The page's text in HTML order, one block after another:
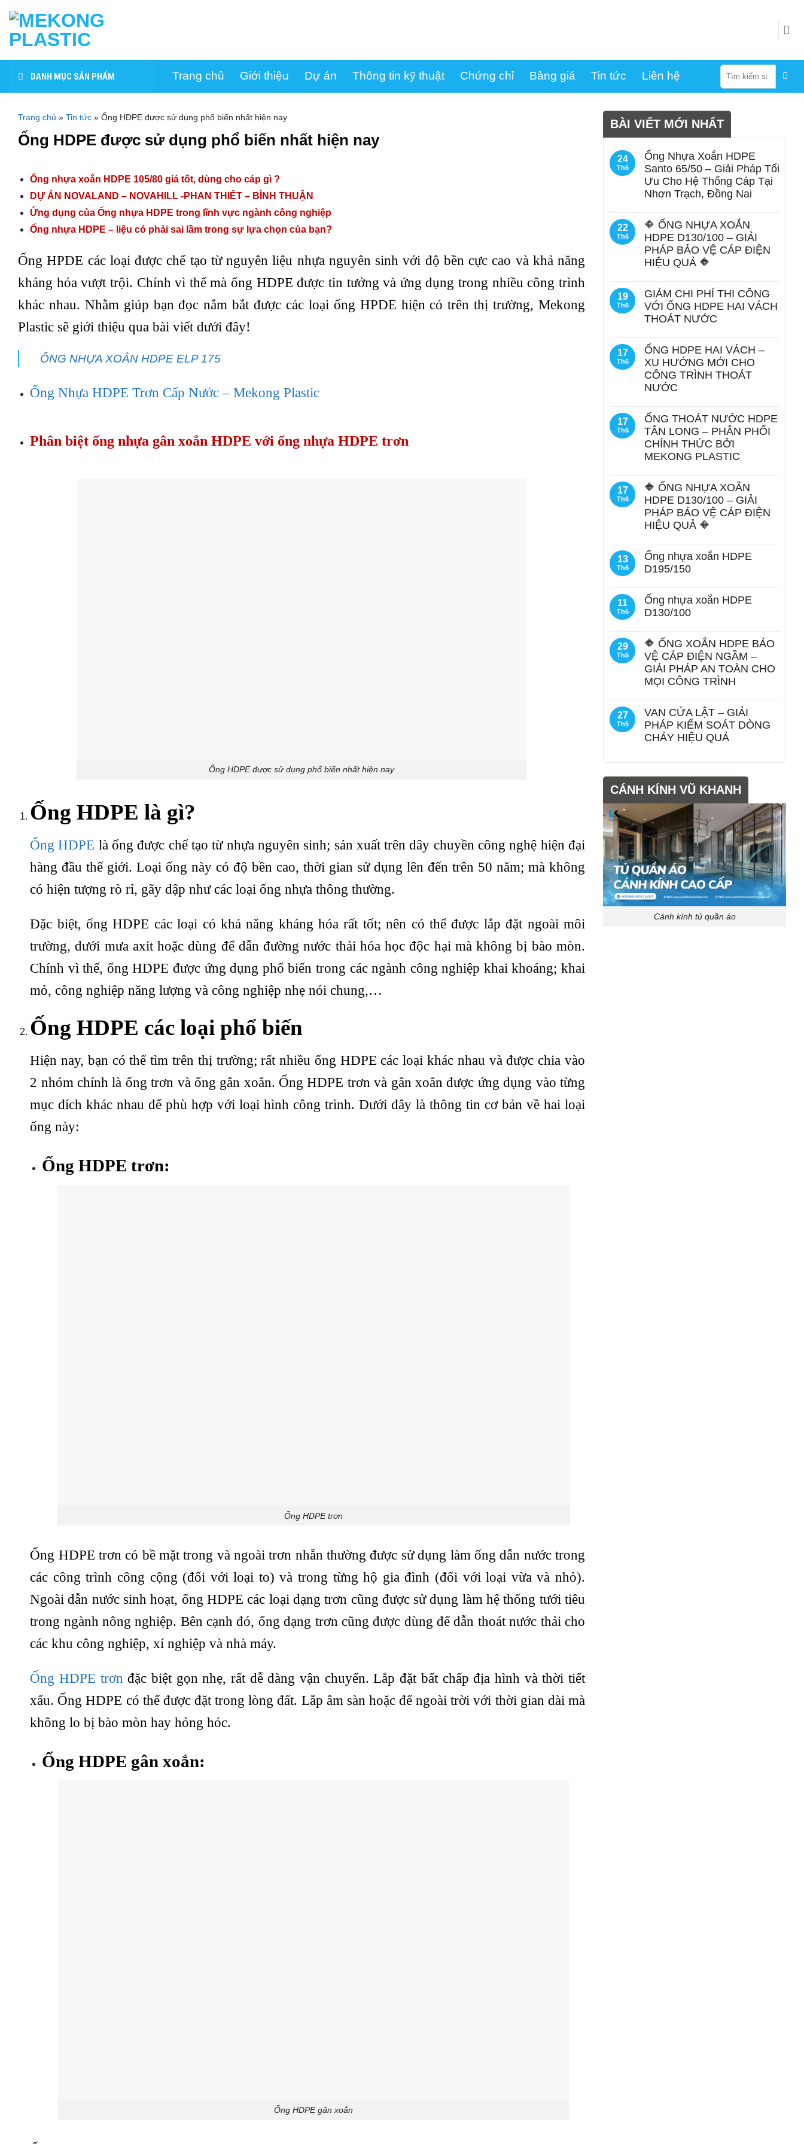
content
DANH MỤC SẢN PHẨM Trang chủ Giới thiệu Dự án Thông tin kỹ thuật Chứng chỉ Bảng giá Tin tức Liên hệ
Tìm
kiếm:
Trang chủ » Tin tức » Ống HDPE được sử dụng phổ biến nhất hiện nay
Ống HDPE được sử dụng phổ biến nhất hiện nay
Ống nhựa xoắn HDPE 105/80 giá tốt, dùng cho cáp gì ?
DỰ ÁN NOVALAND – NOVAHILL -PHAN THIẾT – BÌNH THUẬN
Ứng dụng của Ống nhựa HDPE trong lĩnh vực ngành công nghiệp
Ống nhựa HDPE – liệu có phải sai lầm trong sự lựa chọn của bạn?
Ống HPDE các loại được chế tạo từ nguyên liệu nhựa nguyên sinh với độ bền cực cao và khả năng
kháng hóa vượt trội. Chính vì thế mà ống HDPE được tin tưởng và ứng dụng trong nhiều công trình
khác nhau. Nhằm giúp bạn đọc nắm bắt được các loại ống HPDE hiện có trên thị trường, Mekong
Plastic sẽ giới thiệu qua bài viết dưới đây!
ỐNG NHỰA XOẮN HDPE ELP 175
Ống Nhựa HDPE Trơn Cấp Nước – Mekong Plastic
Phân biệt ống nhựa gân xoắn HDPE với ống nhựa HDPE trơn
Ống HDPE được sử dụng phổ biến nhất hiện nay
Ống HDPE là gì?
Ống HDPE là ống được chế tạo từ nhựa nguyên sinh; sản xuất trên dây chuyền công nghệ hiện đại
hàng đầu thế giới. Loại ống này có độ bền cao, thời gian sử dụng lên đến trên 50 năm; mà không
có hiện tượng rò rỉ, gãy dập như các loại ống nhựa thông thường.
Đặc biệt, ống HDPE các loại có khả năng kháng hóa rất tốt; nên có thể được lắp đặt ngoài môi
trường, dưới mưa axit hoặc dùng để dẫn đường nước thải hóa học độc hại mà không bị bào mòn.
Chính vì thế, ống HDPE được ứng dụng phổ biến trong các ngành công nghiệp khai khoáng; khai
mỏ, công nghiệp năng lượng và công nghiệp nhẹ nói chung,…
Ống HDPE các loại phổ biến
Hiện nay, bạn có thể tìm trên thị trường; rất nhiều ống HDPE các loại khác nhau và được chia vào
2 nhóm chính là ống trơn và ống gân xoắn. Ống HDPE trơn và gân xoắn được ứng dụng vào từng
mục đích khác nhau để phù hợp với loại hình công trình. Dưới đây là thông tin cơ bản về hai loại
ống này:
Ống HDPE trơn:
Ống HDPE trơn
Ống HDPE trơn có bề mặt trong và ngoài trơn nhẵn thường được sử dụng làm ống dẫn nước trong
các công trình công cộng (đối với loại to) và trong từng hộ gia đình (đối với loại vừa và nhỏ).
Ngoài dẫn nước sinh hoạt, ống HDPE các loại dạng trơn cũng được sử dụng làm hệ thống tưới tiêu
trong ngành nông nghiệp. Bên cạnh đó, ống dạng trơn cũng được dùng để dẫn thoát nước thải cho
các khu công nghiệp, xí nghiệp và nhà máy.
Ống HDPE trơn đặc biệt gọn nhẹ, rất dễ dàng vận chuyển. Lắp đặt bất chấp địa hình và thời tiết
xấu. Ống HDPE có thể được đặt trong lòng đất. Lắp âm sàn hoặc để ngoài trời với thời gian dài mà
không lo bị bào mòn hay hỏng hóc.
Ống HDPE gân xoắn:
Ống HDPE gân xoắn
BÀI VIẾT MỚI NHẤT
24
Th6
Ống Nhựa Xoắn HDPE
Santo 65/50 – Giải Pháp Tối
Ưu Cho Hệ Thống Cáp Tại
Nhơn Trạch, Đồng Nai
22
Th6
🔶 ỐNG NHỰA XOẮN
HDPE D130/100 – GIẢI
PHÁP BẢO VỆ CÁP ĐIỆN
HIỆU QUẢ 🔶
19
Th6
GIẢM CHI PHÍ THI CÔNG
VỚI ỐNG HDPE HAI VÁCH
THOÁT NƯỚC
17
Th6
ỐNG HDPE HAI VÁCH –
XU HƯỚNG MỚI CHO
CÔNG TRÌNH THOÁT
NƯỚC
17
Th6
ỐNG THOÁT NƯỚC HDPE
TÂN LONG – PHÂN PHỐI
CHÍNH THỨC BỞI
MEKONG PLASTIC
17
Th6
🔶 ỐNG NHỰA XOẮN
HDPE D130/100 – GIẢI
PHÁP BẢO VỆ CÁP ĐIỆN
HIỆU QUẢ 🔶
13
Th6
Ống nhựa xoắn HDPE
D195/150
11
Th6
Ống nhựa xoắn HDPE
D130/100
29
Th5
🔶 ỐNG XOẮN HDPE BẢO
VỆ CÁP ĐIỆN NGẦM –
GIẢI PHÁP AN TOÀN CHO
MỌI CÔNG TRÌNH
27
Th5
VAN CỬA LẬT – GIẢI
PHÁP KIỂM SOÁT DÒNG
CHẢY HIỆU QUẢ
CÁNH KÍNH VŨ KHANH
Cánh kính tủ quần áo